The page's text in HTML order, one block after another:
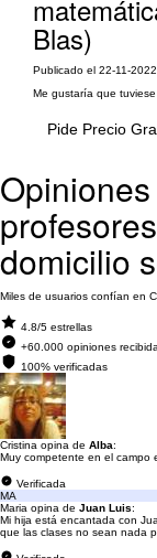
Blas)
Publicado el 22-11-
Me gustaría que
Pide Precio
domicilio
Miles de usuarios confían en
4.8/5 estrellas
+60.000 opiniones
100% verificadas
Cristina opina de Alba:
Muy competente en el campo
Verificada
MA
Maria opina de Juan Luis:
Mi hija está encantada con
que las clases no sean nada